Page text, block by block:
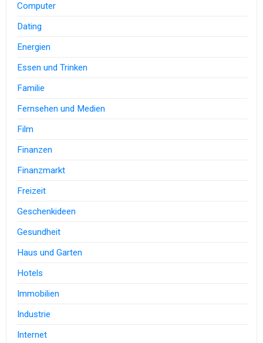
Computer
Dating
Energien
Essen und Trinken
Familie
Fernsehen und Medien
Film
Finanzen
Finanzmarkt
Freizeit
Geschenkideen
Gesundheit
Haus und Garten
Hotels
Immobilien
Industrie
Internet